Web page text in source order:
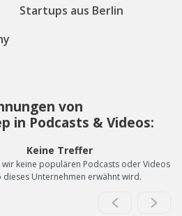
Startups aus Berlin
von
in Podcasts & Videos:
Keine Treffer
wir keine populären Podcasts oder Videos
dieses Unternehmen erwähnt wird.